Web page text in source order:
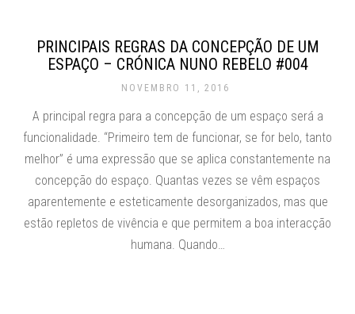
PRINCIPAIS REGRAS DA CONCEPÇÃO DE UM
ESPAÇO – CRÓNICA NUNO REBELO #004
NOVEMBRO 11, 2016
A principal regra para a concepção de um espaço será a
funcionalidade. “Primeiro tem de funcionar, se for belo, tanto
melhor” é uma expressão que se aplica constantemente na
concepção do espaço. Quantas vezes se vêm espaços
aparentemente e esteticamente desorganizados, mas que
estão repletos de vivência e que permitem a boa interacção
humana. Quando…